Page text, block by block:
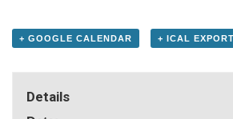
+ GOOGLE CALENDAR + ICAL EXPORT
Details